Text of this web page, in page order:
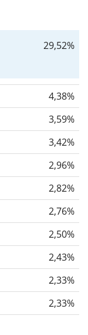
29,52%
4,38%
3,59%
3,42%
2,96%
2,82%
2,76%
2,50%
2,43%
2,33%
2,33%